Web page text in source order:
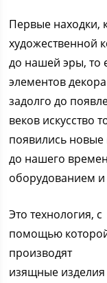
Первые находки,
художественной
до нашей эры, то
элементов
задолго до
веков искусство
появились
до нашего
оборудованием
Это технология, с
помощью
производят
изящные изделия